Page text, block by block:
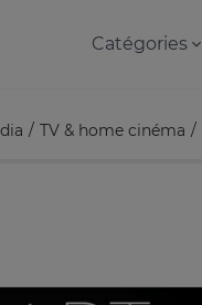
Catégories
TV & home cinéma